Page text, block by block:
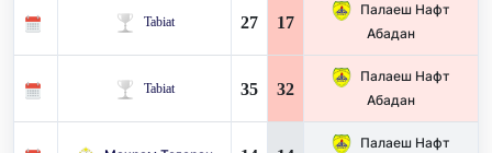
Tabiat 27 17
Палаеш Нафт
Абадан
Tabiat 35 32
Палаеш Нафт
Абадан
Палаеш Нафт